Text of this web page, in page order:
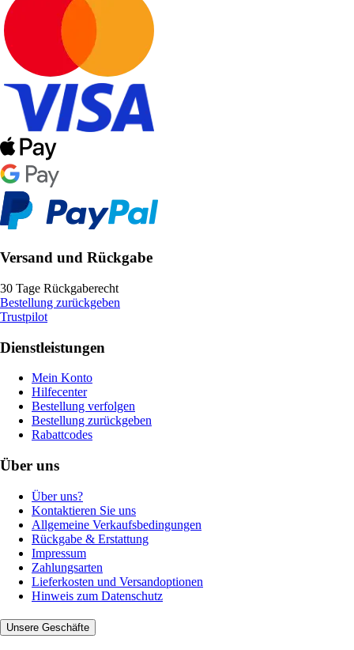
Versand und Rückgabe
30 Tage Rückgaberecht
Bestellung zurückgeben
Trustpilot
Dienstleistungen
Mein Konto
Hilfecenter
Bestellung verfolgen
Bestellung zurückgeben
Rabattcodes
Über uns
Über uns?
Kontaktieren Sie uns
Allgemeine Verkaufsbedingungen
Rückgabe & Erstattung
Impressum
Zahlungsarten
Lieferkosten und Versandoptionen
Hinweis zum Datenschutz
Unsere Geschäfte